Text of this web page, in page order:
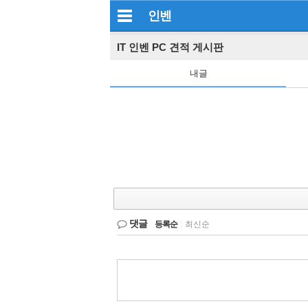
인벤
IT 인벤 PC 견적 게시판
내글
댓글 등록순 최신순